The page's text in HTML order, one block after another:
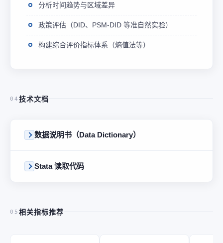
分析时间趋势与区域差异
政策评估（DID、PSM-DID 等准自然实验）
构建综合评价指标体系（熵值法等）
04 技术文档
数据说明书（Data Dictionary）
Stata 读取代码
05 相关指标推荐